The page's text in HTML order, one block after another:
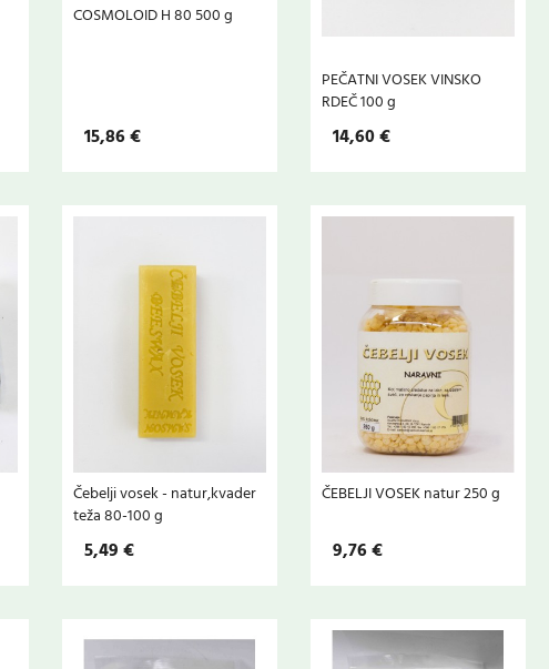
COSMOLOID H 80 500 g
15,86 €
PEČATNI VOSEK VINSKO
RDEČ 100 g
14,60 €
Čebelji vosek - natur,kvader
teža 80-100 g
5,49 €
ČEBELJI VOSEK natur 250 g
9,76 €